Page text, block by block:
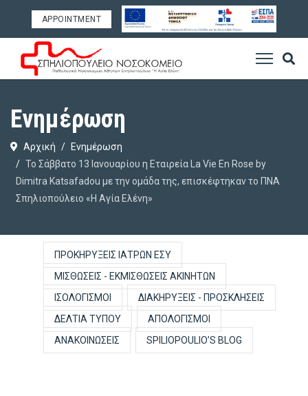
APPOINTMENT
Ενημέρωση
Αρχική
Ενημέρωση
Το Σάββατο 13 Ιανουαρίου η Εταιρεία La Vie En Rose by
Dimitra Katsafadou με την ομάδα της, επισκέφτηκαν το ΠΝΑ
Σπηλιοπούλειο «Η Αγία Ελένη»
ΠΡΟΚΗΡΎΞΕΙΣ ΙΑΤΡΏΝ ΕΣΥ
ΜΙΣΘΏΣΕΙΣ - ΕΚΜΙΣΘΏΣΕΙΣ ΑΚΙΝΉΤΩΝ
ΙΣΟΛΟΓΙΣΜΟΊ
ΔΙΑΚΗΡΎΞΕΙΣ - ΠΡΟΣΚΛΉΣΕΙΣ
ΔΕΛΤΊΑ ΤΎΠΟΥ
ΑΠΟΛΟΓΙΣΜΟΊ
ΑΝΑΚΟΙΝΏΣΕΙΣ
SPILIOPOULIO’S BLOG